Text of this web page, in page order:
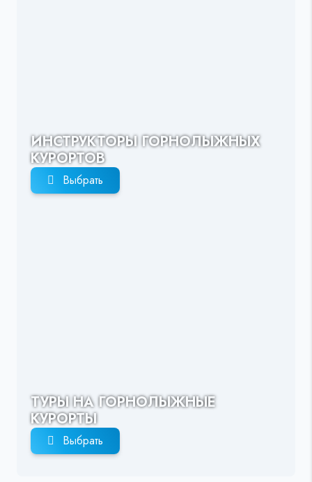
ИНСТРУКТОРЫ ГОРНОЛЫЖНЫХ
КУРОРТОВ
Выбрать
ТУРЫ НА ГОРНОЛЫЖНЫЕ
КУРОРТЫ
Выбрать